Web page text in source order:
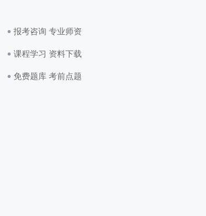
报考咨询 专业师资
课程学习 资料下载
免费题库 考前点题